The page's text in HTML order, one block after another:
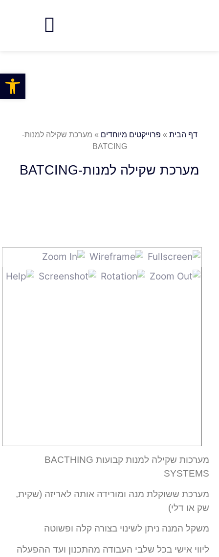
דף הבית » פרוייקטים מיוחדים » מערכת שקילה למנות-
BATCING
מערכת שקילה למנות-BATCING
מערכות שקילה למנות קבועות BACTHING
SYSTEMS
מערכת ששוקלת מנה ומורידה אותה לאריזה (שקית,
שק או דלי)
משקל המנה ניתן לשינוי בצורה קלה ופשוטה
ליווי אישי בכל שלבי העבודה מהתכנון ועד ההפעלה